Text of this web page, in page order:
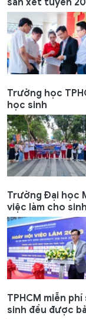
sàn xét tuyển
Trường học
học sinh
Trường Đại học
việc làm cho
TPHCM miễn
sinh đều được